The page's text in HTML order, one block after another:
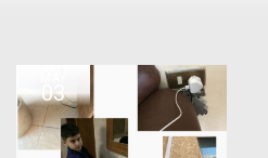
03